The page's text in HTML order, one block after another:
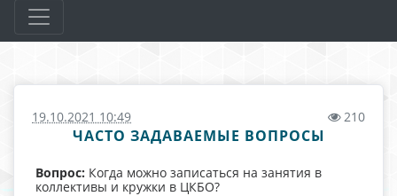
19.10.2021 10:49 210
ЧАСТО ЗАДАВАЕМЫЕ ВОПРОСЫ
Вопрос: Когда можно записаться на занятия в
коллективы и кружки в ЦКБО?